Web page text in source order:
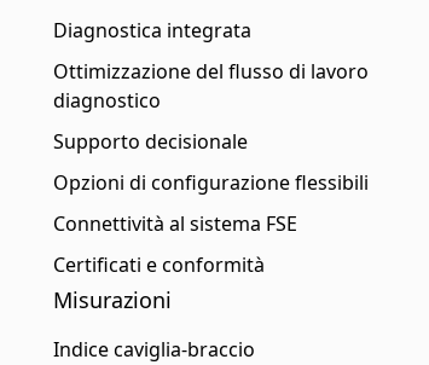
Diagnostica integrata
Ottimizzazione del flusso di lavoro
diagnostico
Supporto decisionale
Opzioni di configurazione flessibili
Connettività al sistema FSE
Certificati e conformità
Misurazioni
Indice caviglia-braccio